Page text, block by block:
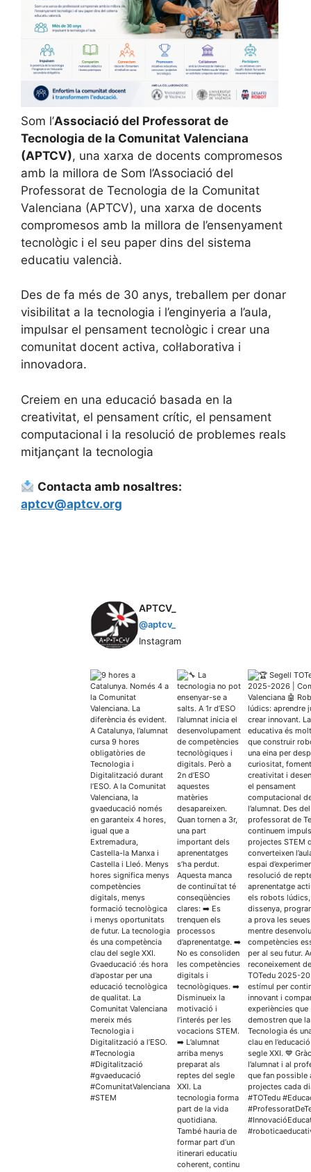
Som l’Associació del Professorat de
Tecnologia de la Comunitat Valenciana
(APTCV), una xarxa de docents compromesos
amb la millora de Som l’Associació del
Professorat de Tecnologia de la Comunitat
Valenciana (APTCV), una xarxa de docents
compromesos amb la millora de l’ensenyament
tecnològic i el seu paper dins del sistema
educatiu valencià.
Des de fa més de 30 anys, treballem per donar
visibilitat a la tecnologia i l’enginyeria a l’aula,
impulsar el pensament tecnològic i crear una
comunitat docent activa, col·laborativa i
innovadora.
Creiem en una educació basada en la
creativitat, el pensament crític, el pensament
computacional i la resolució de problemes reals
mitjançant la tecnologia
Contacta amb nosaltres:
aptcv@aptcv.org
APTCV_
@aptcv_
Instagram